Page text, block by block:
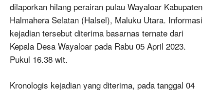
dilaporkan hilang perairan pulau Wayaloar Kabupaten
Halmahera Selatan (Halsel), Maluku Utara. Informasi
kejadian tersebut diterima basarnas ternate dari
Kepala Desa Wayaloar pada Rabu 05 April 2023.
Pukul 16.38 wit.
Kronologis kejadian yang diterima, pada tanggal 04